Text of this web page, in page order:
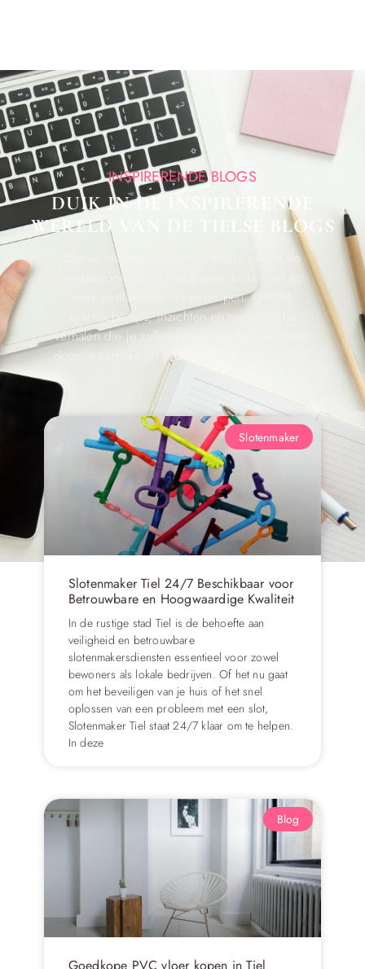
INSPIRERENDE BLOGS
DUIK IN DE INSPIRERENDE
WERELD VAN DE TIELSE BLOGS
Laat je inspireren door de blogs van lokale
professionals over loopbaanontwikkeling en
werkgerelateerde onderwerpen. Ontdek
praktische tips, inzichten en persoonlijke
verhalen die je zullen helpen bij het navigeren
door je carrière en professionele groei in Tiel.
Slotenmaker
Slotenmaker Tiel 24/7 Beschikbaar voor
Betrouwbare en Hoogwaardige Kwaliteit
In de rustige stad Tiel is de behoefte aan
veiligheid en betrouwbare
slotenmakersdiensten essentieel voor zowel
bewoners als lokale bedrijven. Of het nu gaat
om het beveiligen van je huis of het snel
oplossen van een probleem met een slot,
Slotenmaker Tiel staat 24/7 klaar om te helpen.
In deze
Blog
Goedkope PVC vloer kopen in Tiel